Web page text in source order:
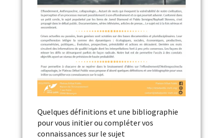
Quelques définitions et une bibliographie
pour vous initier ou compléter vos
connaissances sur le sujet